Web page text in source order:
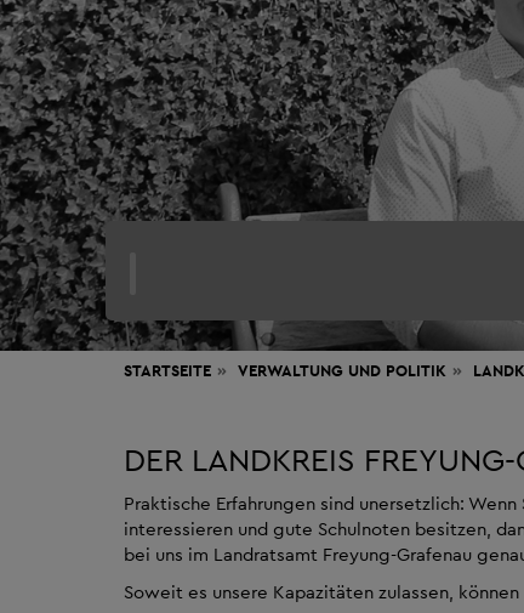
STARTSEITE VERWALTUNG UND POLITIK
DER LANDKREIS
Praktische Erfahrungen sind unersetzlich:
interessieren und gute Schulnoten besitzen,
bei uns im Landratsamt Freyung-Grafenau
Soweit es unsere Kapazitäten zulassen,